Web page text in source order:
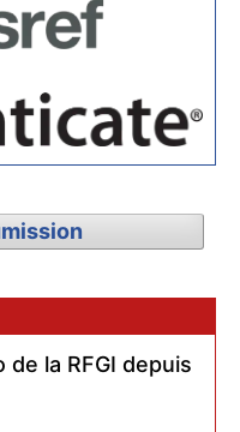
de la RFGI depuis